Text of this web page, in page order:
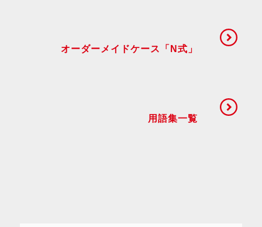
オーダーメイドケース「N式」
用語集一覧